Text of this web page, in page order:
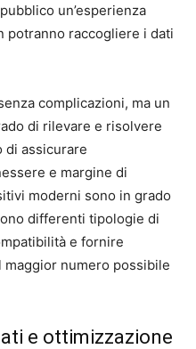
un’esperienza
potranno raccogliere i dati
complicazioni, ma un
di rilevare e risolvere
di assicurare
e margine di
moderni sono in grado
differenti tipologie di
e fornire
maggior numero possibile
e ottimizzazione